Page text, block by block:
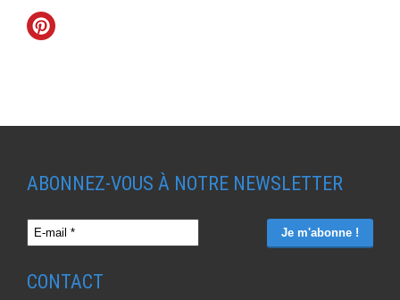
ABONNEZ-VOUS À NOTRE NEWSLETTER
CONTACT